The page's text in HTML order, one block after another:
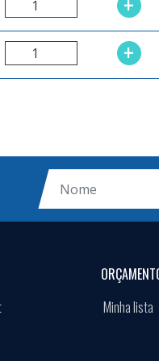
+
Minha lista